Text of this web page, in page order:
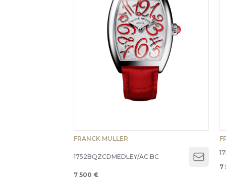
FRANCK MULLER
1752BQZCDMEDLEY/AC.BC
Open
7 500 €
7